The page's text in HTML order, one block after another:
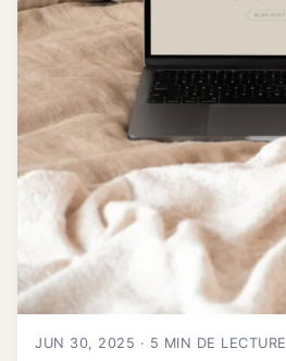
JUN 30, 2025 · 5 MIN DE LECTURE